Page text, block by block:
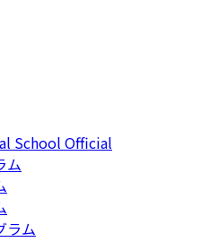
School Official
ム
ラム